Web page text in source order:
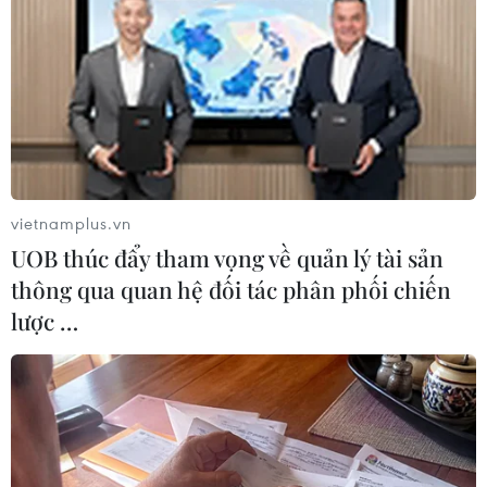
mại, nơi hệ thống HVAC trở thành yêu cầu thiết
Điều này càng được tăng cường nhờ sự quan
tâm của Chính phủ Ấn Độ đối với các dự án
thành phố thông minh đang được triển khai
trên toàn quốc./.
(TTXVN/Vietnam+)
vietnamplus.vn
UOB thúc đẩy tham vọng về quản lý tài sản
thông qua quan hệ đối tác phân phối chiến
lược …